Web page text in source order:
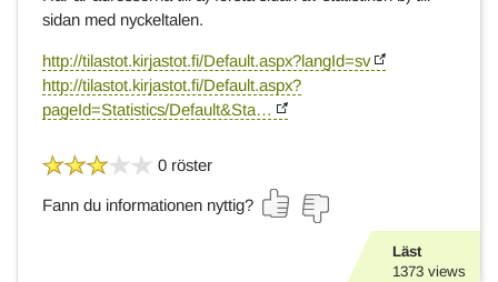
sidan med nyckeltalen.
http://tilastot.kirjastot.fi/Default.aspx?langId=sv
http://tilastot.kirjastot.fi/Default.aspx?
pageId=Statistics/Default&Sta…
0 röster
Fann du informationen nyttig?
Läst
1373views